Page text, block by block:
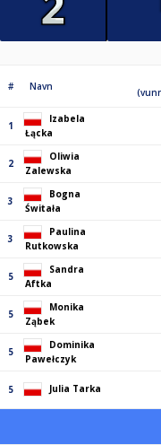
# Navn
1
Izabela
Łącka
2
Oliwia
Zalewska
3
Bogna
Świtała
3
Paulina
Rutkowska
5
Sandra
Aftka
5
Monika
Ząbek
5
Dominika
Pawełczyk
5 Julia Tarka